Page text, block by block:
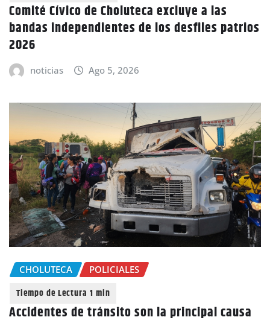
Comité Cívico de Choluteca excluye a las
bandas independientes de los desfiles patrios
2026
noticias Ago 5, 2026
CHOLUTECA POLICIALES
Accidentes de tránsito son la principal causa